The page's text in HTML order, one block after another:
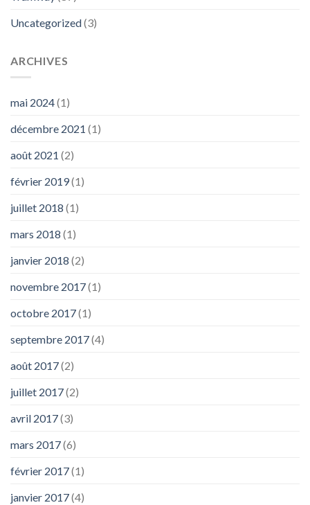
Uncategorized(3)
ARCHIVES
mai 2024(1)
décembre 2021 (1)
août 2021 (2)
février 2019(1)
juillet 2018 (1)
mars 2018 (1)
janvier 2018 (2)
novembre 2017(1)
octobre 2017(1)
septembre 2017(4)
août 2017(2)
juillet 2017(2)
avril 2017(3)
mars 2017(6)
février 2017(1)
janvier 2017(4)